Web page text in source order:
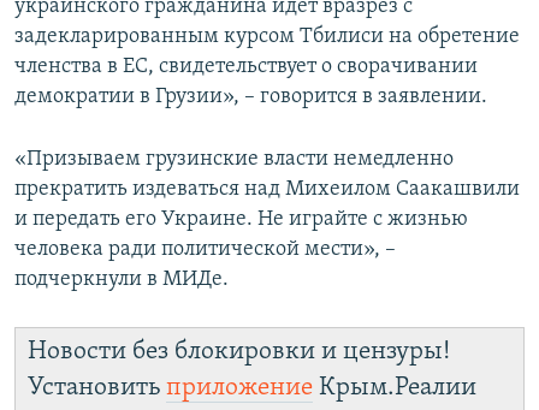
украинского гражданина идет вразрез с
задекларированным курсом Тбилиси на обретение
членства в ЕС, свидетельствует о сворачивании
демократии в Грузии», – говорится в заявлении.
«Призываем грузинские власти немедленно
прекратить издеваться над Михеилом Саакашвили
и передать его Украине. Не играйте с жизнью
человека ради политической мести», –
подчеркнули в МИДе.
Новости без блокировки и цензуры!
Установить приложение Крым.Реалии